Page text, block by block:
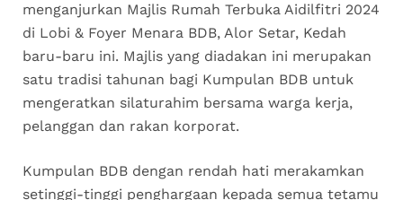
menganjurkan Majlis Rumah Terbuka Aidilfitri 2024
di Lobi & Foyer Menara BDB, Alor Setar, Kedah
baru-baru ini. Majlis yang diadakan ini merupakan
satu tradisi tahunan bagi Kumpulan BDB untuk
mengeratkan silaturahim bersama warga kerja,
pelanggan dan rakan korporat.
Kumpulan BDB dengan rendah hati merakamkan
setinggi-tinggi penghargaan kepada semua tetamu